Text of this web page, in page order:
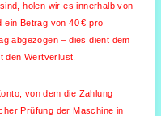
holen wir es innerhalb von
ein Betrag von 40 € pro
abgezogen – dies dient dem
den Wertverlust.
von dem die Zahlung
Prüfung der Maschine in